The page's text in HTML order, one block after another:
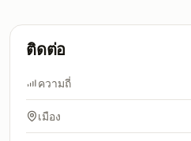
ติดต่อ
ความถี่
เมือง